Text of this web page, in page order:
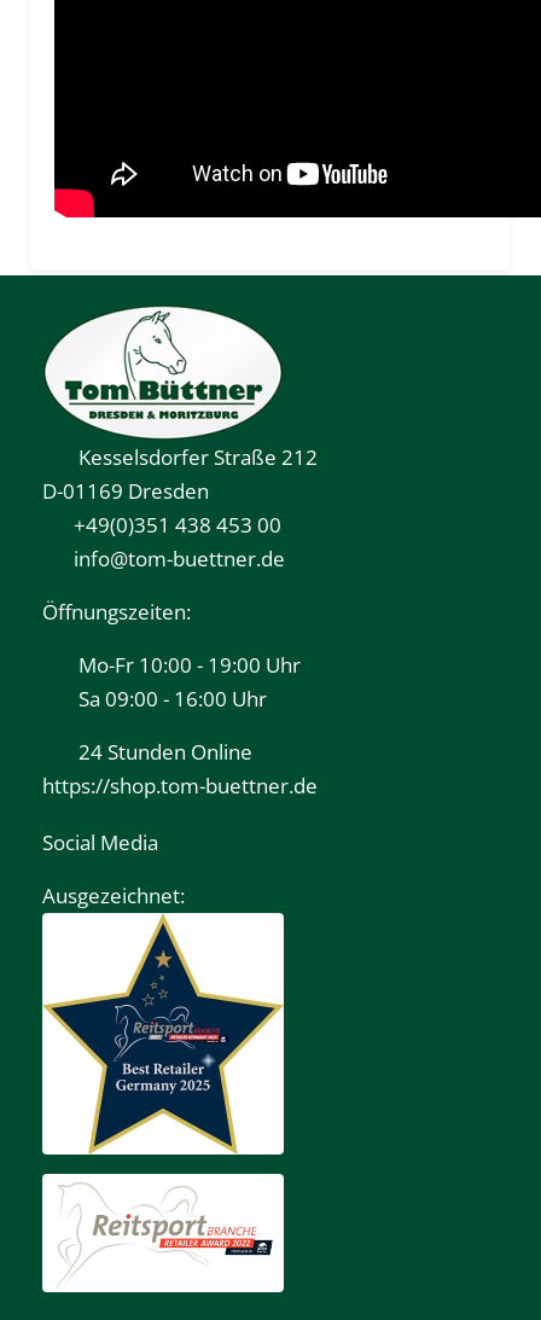
Kesselsdorfer Straße 212
D-01169 Dresden
+49(0)351 438 453 00
info@tom-buettner.de
Öffnungszeiten:
Mo-Fr 10:00 - 19:00 Uhr
Sa 09:00 - 16:00 Uhr
24 Stunden Online
https://shop.tom-buettner.de
Social Media
Ausgezeichnet: